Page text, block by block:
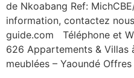
de Nkoabang Ref:
information, contactez
guide.com Téléphone et
626 Appartements & Villas
meublées – Yaoundé